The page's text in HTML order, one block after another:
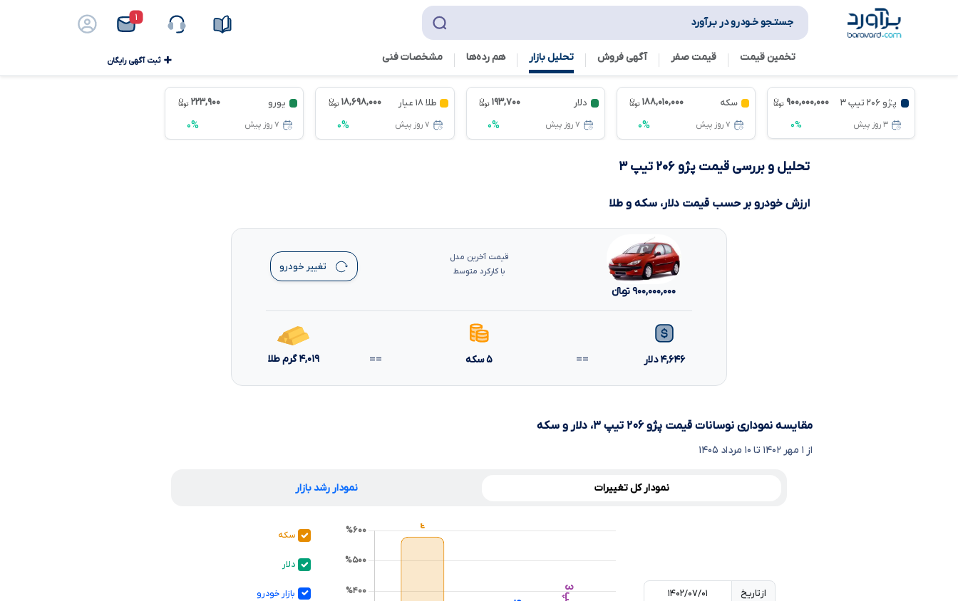
۱ جستـجو خـودرو در بـرآورد
تخمین قیمت قیمت صفر آگهی فروش تحلیل بازار هم رده‌ها‌ مشخصات فنی ثبت آگهی رایگان
پژو ۲۰۶ تیپ ۳ ۹۰۰,۰۰۰,۰۰۰
۳ روز پیش ۰%
سکه ۱۸۸,۰۱۰,۰۰۰
۷ روز پیش ۰%
دلار ۱۹۳,۷۰۰
۷ روز پیش ۰%
طلا ۱۸ عیار ۱۸,۶۹۸,۰۰۰
۷ روز پیش ۰%
یورو ۲۲۳,۹۰۰
۷ روز پیش ۰%
تحلیل و بررسی قیمت پژو ۲۰۶ تیپ ۳
ارزش خودرو بر حسب قیمت دلار، سکه و طلا
۹۰۰,۰۰۰,۰۰۰تومانءءء
قیمت آخرین مدل
با کارکرد متوسط
تغییر خودرو
۴,۶۴۶دلار == ۵سکه == ۴,۰۱۹گرم طلا
مقایسه نموداری نوسانات قیمت پژو ۲۰۶ تیپ ۳، دلار و سکه
از ۱ مهر ۱۴۰۲ تا ۱۰ مرداد ۱۴۰۵
نمودار کل تغییرات نمودار رشد بازار
ازتاریخ
سکه
دلار
بازار خودرو